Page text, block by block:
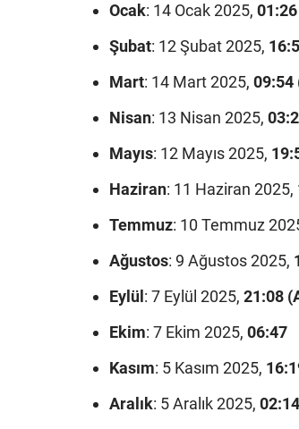
Ocak: 14 Ocak 2025, 01:26
Şubat: 12 Şubat 2025,
Mart: 14 Mart 2025, 09:54
Nisan: 13 Nisan 2025,
Mayıs: 12 Mayıs 2025,
Haziran: 11 Haziran 2025,
Temmuz: 10 Temmuz
Ağustos: 9 Ağustos 2025,
Eylül : 7 Eylül 2025, 21:08
Ekim: 7 Ekim 2025, 06:47
Kasım: 5 Kasım 2025,
Aralık: 5 Aralık 2025, 02:14